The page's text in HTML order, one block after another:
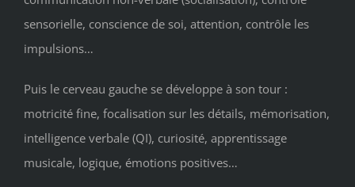
sensorielle, conscience de soi, attention, contrôle les
impulsions…
Puis le cerveau gauche se développe à son tour :
motricité fine, focalisation sur les détails, mémorisation,
intelligence verbale (QI), curiosité, apprentissage
musicale, logique, émotions positives…